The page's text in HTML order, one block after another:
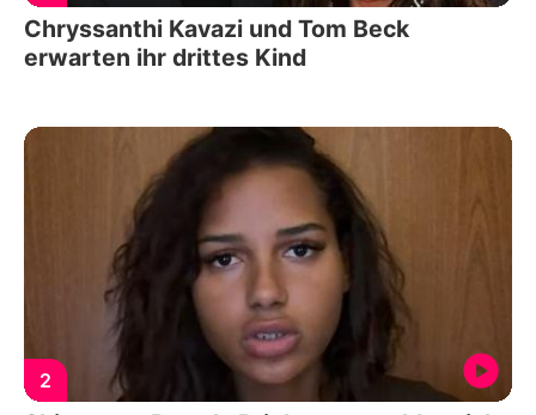
Chryssanthi Kavazi und Tom Beck
erwarten ihr drittes Kind
2